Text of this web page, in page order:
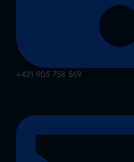
+421 905 758 569